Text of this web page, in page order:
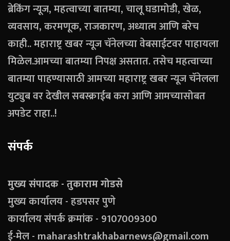
ब्रेकिंग न्यूज, महत्वाच्या बातम्या, चालू घडामोडी, खेळ,
व्यवसाय, करमणूक, राजकारण, अध्यात्म आणि बरेच
काही.. महाराष्ट्र खबर न्यूज चॅनेलच्या वेबसाईटवर पाहायला
मिळेल.आमच्या बातम्या निपक्ष असतात. तसेच महत्वाच्या
बातम्या पाहण्यासाठी आमच्या महाराष्ट्र खबर न्यूज चॅनेलला
युट्युब वर देखील सबस्क्राईब करा आणि आमच्यासोबत
अपडेट राहा..!
संपर्क
मुख्य संपादक - तुकाराम गोडसे
मुख्य कार्यालय - हडपसर पुणे
कार्यालय संपर्क क्रमांक - 9107009300
ई-मेल - maharashtrakhabarnews@gmail.com